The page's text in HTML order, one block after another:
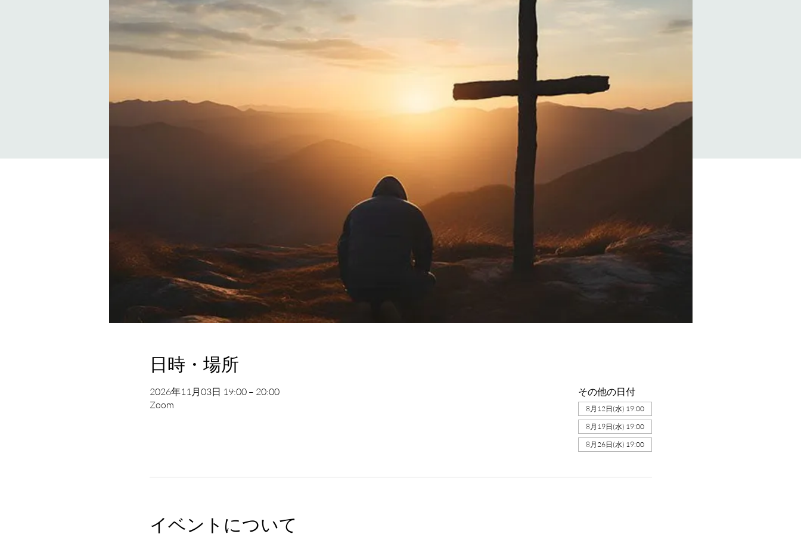
日時・場所
2026年11月03日 19:00 – 20:00
Zoom
その他の日付
8月12日(水) 19:00
8月19日(水) 19:00
8月26日(水) 19:00
イベントについて